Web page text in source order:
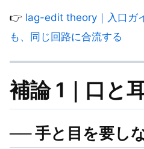
👉 lag-edit theory｜入口ガ
も、同じ回路に合流する
補論 1｜口と
── 手と目を要し